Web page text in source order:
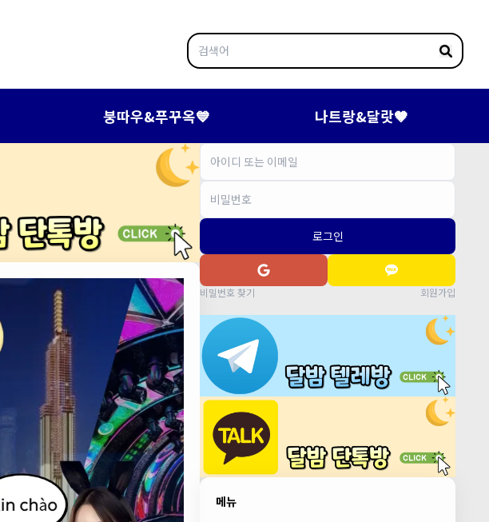
붕따우&푸꾸옥💙 나트랑&달랏🤎
로그인
비밀번호 찾기 회원가입
메뉴